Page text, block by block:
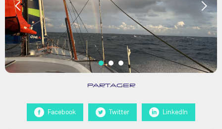
PARTAGER
Facebook Twitter LinkedIn